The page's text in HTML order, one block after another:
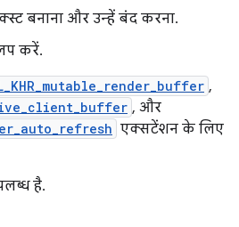
बनाना और उन्हें बंद करना.
करें.
,
, और
एक्सटेंशन के लिए
है.